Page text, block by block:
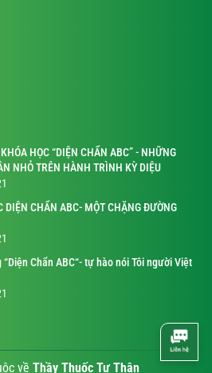
HỌC “DIỆN CHẨN ABC” - NHỮNG
NHỎ TRÊN HÀNH TRÌNH KỲ DIỆU
DIỆN CHẨN ABC- MỘT CHẶNG ĐƯỜNG
“Diện Chẩn ABC“- tự hào nói Tôi người Việt
về Thầy Thuốc Tự Thân